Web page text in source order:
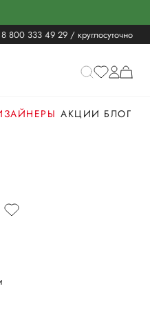
8 800 333 49 29 / круглосуточно
АКЦИИ БЛОГ